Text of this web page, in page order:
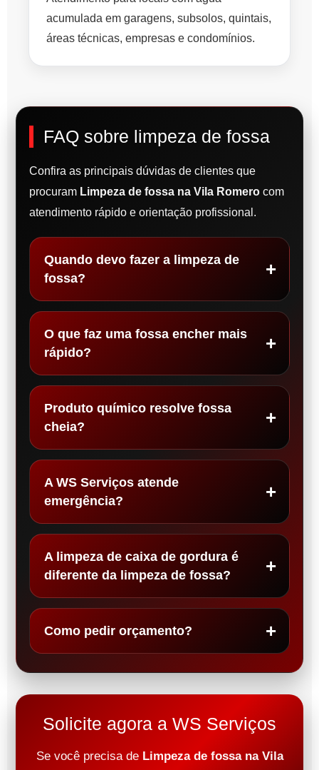
acumulada em garagens, subsolos, quintais,
áreas técnicas, empresas e condomínios.
FAQ sobre limpeza de fossa
Confira as principais dúvidas de clientes que
procuram Limpeza de fossa na Vila Romero com
atendimento rápido e orientação profissional.
Quando devo fazer a limpeza de
fossa?
O que faz uma fossa encher mais
rápido?
Produto químico resolve fossa
cheia?
A WS Serviços atende
emergência?
A limpeza de caixa de gordura é
diferente da limpeza de fossa?
Como pedir orçamento?
Solicite agora a WS Serviços
Se você precisa de Limpeza de fossa na Vila